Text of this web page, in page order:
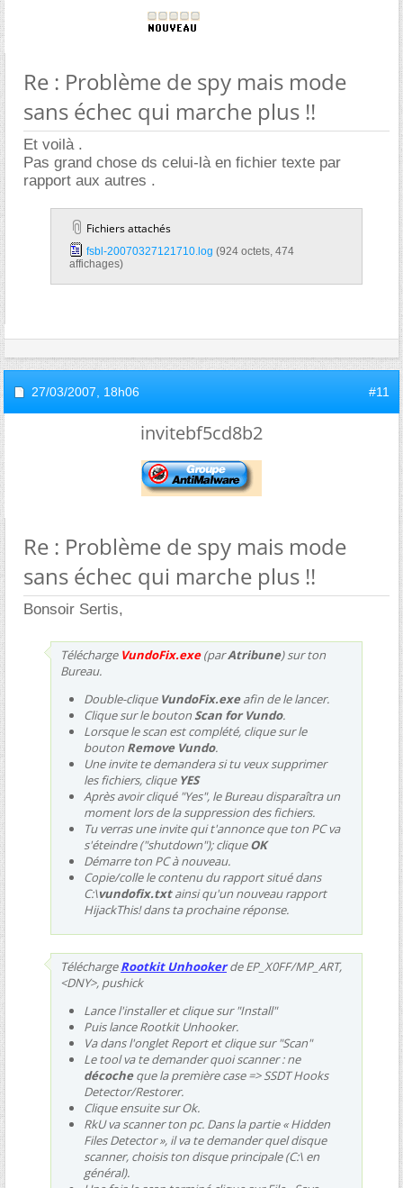
Re : Problème de spy mais mode
sans échec qui marche plus !!
Et voilà .
Pas grand chose ds celui-là en fichier texte par
rapport aux autres .
Fichiers attachés
fsbl-20070327121710.log‎
affichages)
27/03/2007, 18h06 #11
invitebf5cd8b2
Re : Problème de spy mais mode
sans échec qui marche plus !!
Bonsoir Sertis,
Télécharge VundoFix.exe(parAtribune) sur ton
Bureau.
Double-clique VundoFix.exeafin de le lancer.
Clique sur le bouton Scan for Vundo.
Lorsque le scan est complété, clique sur le
bouton Remove Vundo.
Une invite te demandera si tu veux supprimer
les fichiers, clique YES
Après avoir cliqué "Yes", le Bureau disparaîtra un
moment lors de la suppression des fichiers.
Tu verras une invite qui t'annonce que ton PC va
s'éteindre ("shutdown"); cliqueOK
Démarre ton PC à nouveau.
Copie/colle le contenu du rapport situé dans
C:\vundofix.txtainsi qu'un nouveau rapport
HijackThis! dans ta prochaine réponse.
TéléchargeRootkit Unhookerde EP_X0FF/MP_ART,
<DNY>, pushick
Lance l'installer et clique sur "Install"
Puis lance Rootkit Unhooker.
Va dans l'onglet Report et clique sur "Scan"
Le tool va te demander quoi scanner : ne
décocheque la première case =>SSDT Hooks
Detector/Restorer.
Clique ensuite sur Ok.
RkU va scanner ton pc. Dans la partie « Hidden
Files Detector », il va te demander quel disque
scanner, choisis ton disque principale (C:\ en
général).